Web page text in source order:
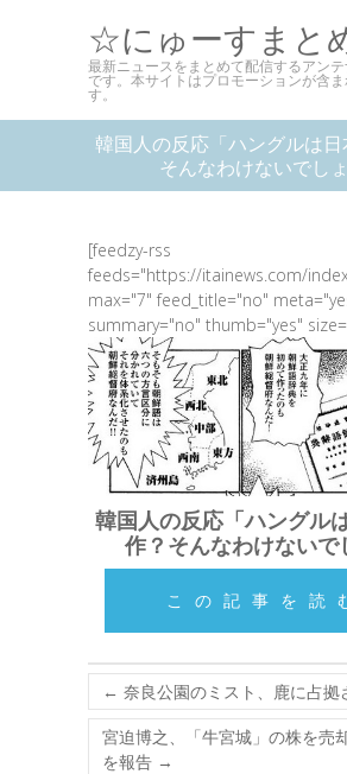
☆にゅーすまと
最新ニュースをまとめて配信するアンテ
です。本サイトはプロモーションが含ま
す。
韓国人の反応「ハングルは日
そんなわけないでしょ
[feedzy-rss
feeds="https://itainews.com/
max="7" feed_title="no"
summary="no" thumb="yes"
韓国人の反応「ハングル
作？そんなわけないで
この記事を読
← 奈良公園のミスト、鹿に占拠
宮迫博之、「牛宮城」の株を売
を報告 →